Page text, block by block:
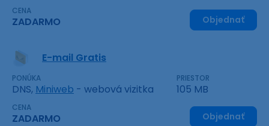
CENA
ZADARMO Objednať
E-mail Gratis
PONÚKA
DNS, Miniweb - webová vizitka
PRIESTOR
105 MB
CENA
ZADARMO Objednať